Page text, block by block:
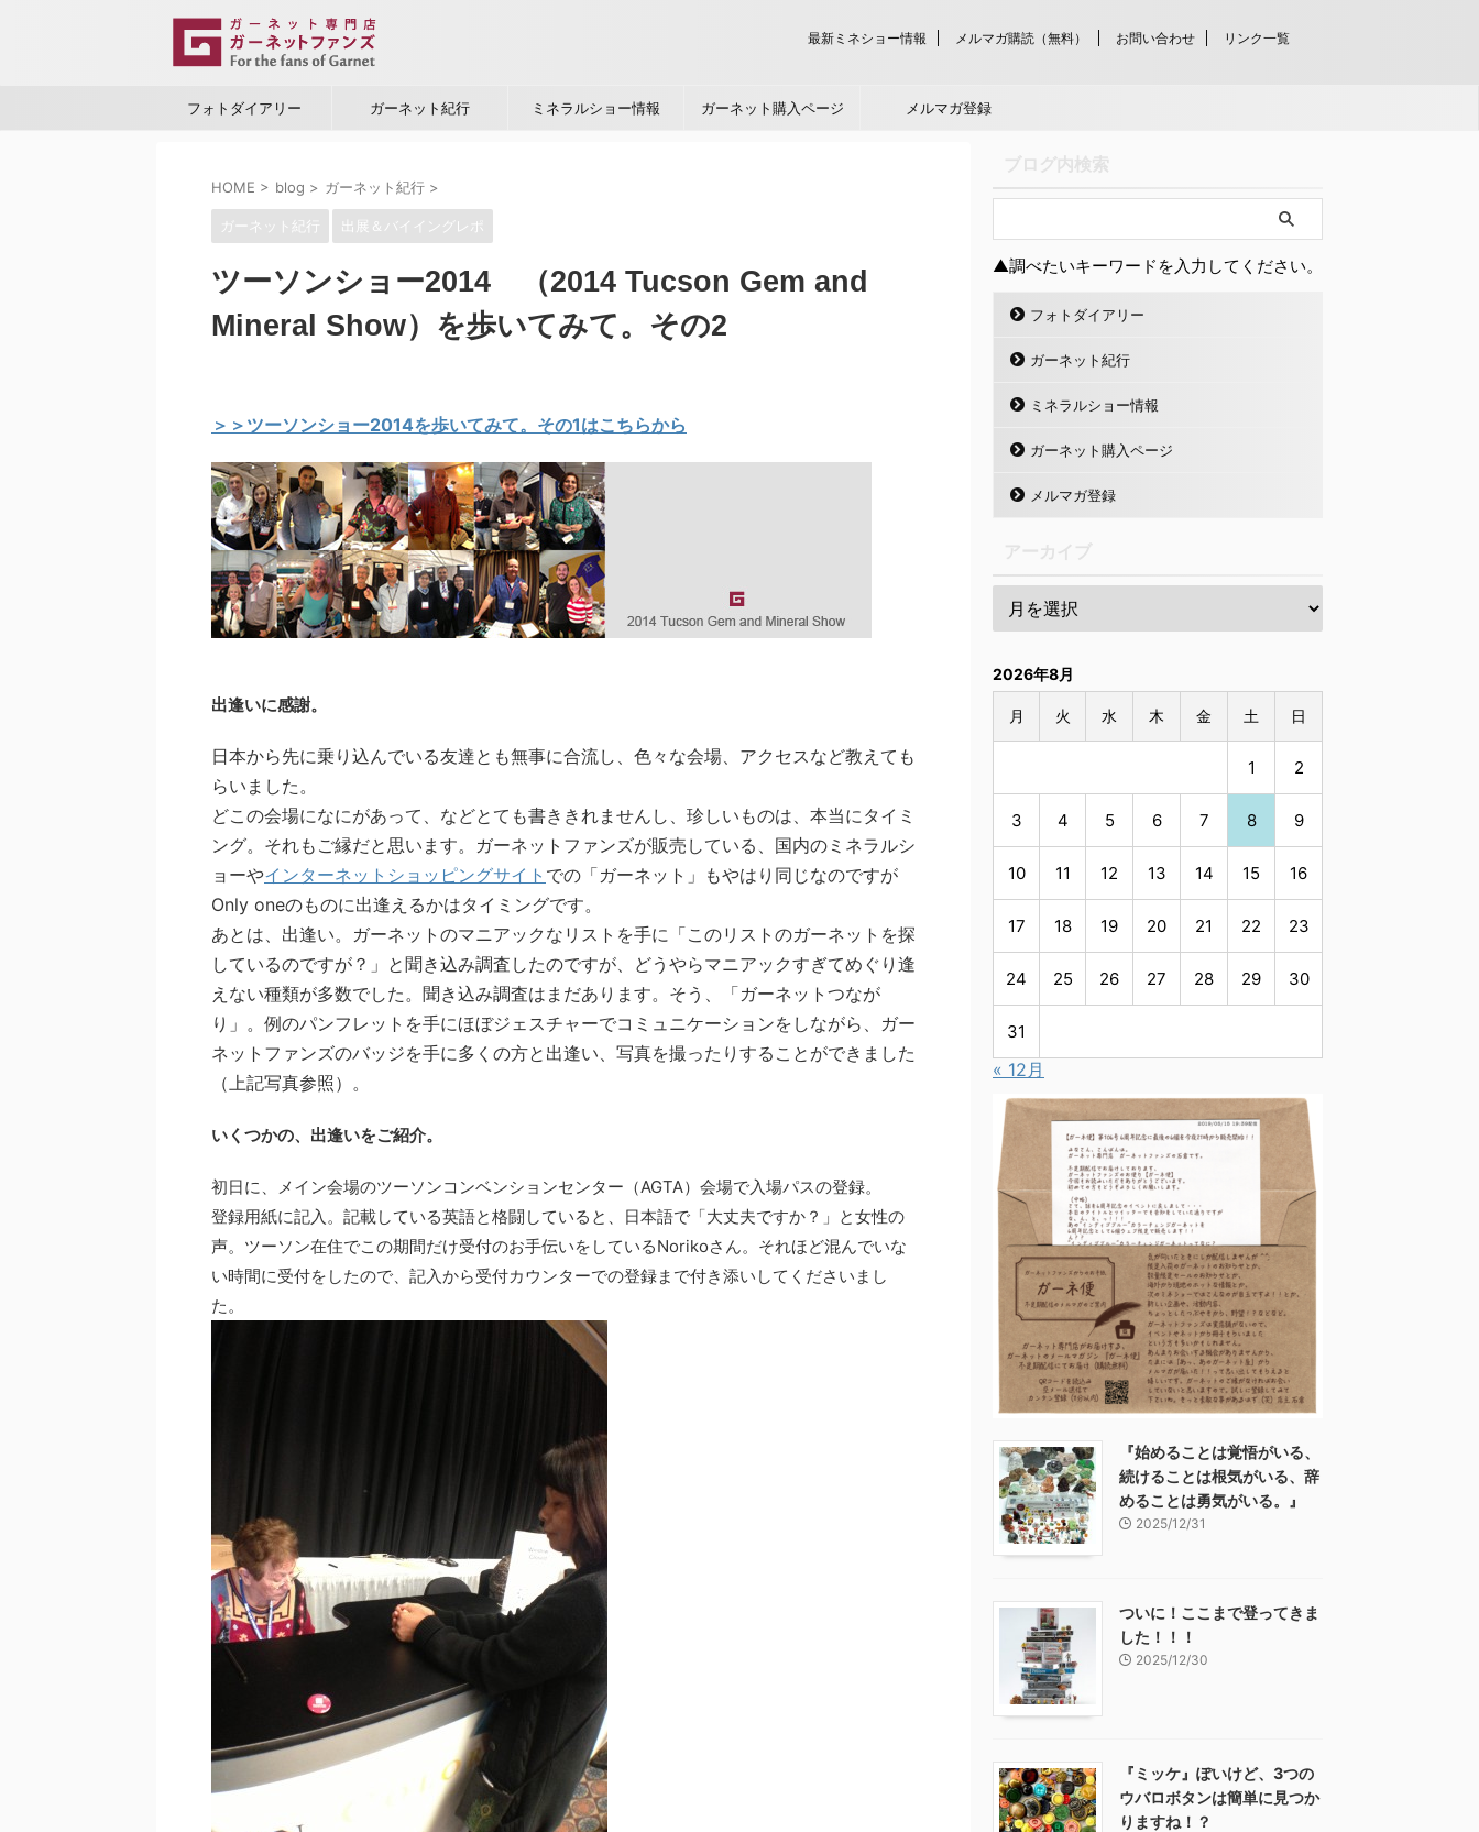
最新ミネショー情報 メルマガ購読（無料） お問い合わせ リンク一覧
フォトダイアリー ガーネット紀行 ミネラルショー情報 ガーネット購入ページ メルマガ登録
HOME > blog > ガーネット紀行 >
ガーネット紀行 出展＆バイイングレポ
ツーソンショー2014 （2014 Tucson Gem and
Mineral Show）を歩いてみて。その2
＞＞ツーソンショー2014を歩いてみて。その1はこちらから
出逢いに感謝。
日本から先に乗り込んでいる友達とも無事に合流し、色々な会場、アクセスなど教えても
らいました。
どこの会場になにがあって、などとても書ききれませんし、珍しいものは、本当にタイミ
ング。それもご縁だと思います。ガーネットファンズが販売している、国内のミネラルシ
ョーやインターネットショッピングサイト での「ガーネット」もやはり同じなのですが
Only oneのものに出逢えるかはタイミングです。
あとは、出逢い。ガーネットのマニアックなリストを手に「このリストのガーネットを探
しているのですが？」と聞き込み調査したのですが、どうやらマニアックすぎてめぐり逢
えない種類が多数でした。聞き込み調査はまだあります。そう、「ガーネットつなが
り」。例のパンフレットを手にほぼジェスチャーでコミュニケーションをしながら、ガー
ネットファンズのバッジを手に多くの方と出逢い、写真を撮ったりすることができました
（上記写真参照）。
いくつかの、出逢いをご紹介。
初日に、メイン会場のツーソンコンベンションセンター（AGTA）会場で入場パスの登録。
登録用紙に記入。記載している英語と格闘していると、日本語で「大丈夫ですか？」と女性の
声。ツーソン在住でこの期間だけ受付のお手伝いをしているNorikoさん。それほど混んでいな
い時間に受付をしたので、記入から受付カウンターでの登録まで付き添いしてくださいまし
た。
▲調べたいキーワードを入力してください。
フォトダイアリー
ガーネット紀行
ミネラルショー情報
ガーネット購入ページ
メルマガ登録
2026年8月
月 火 水 木 金 土 日
1 2
3 4 5 6 7 8 9
10 11 12 13 14 15 16
17 18 19 20 21 22 23
24 25 26 27 28 29 30
31
« 12月
『始めることは覚悟がいる、
続けることは根気がいる、辞
めることは勇気がいる。』
2025/12/31
ついに！ここまで登ってきま
した！！！
2025/12/30
『ミッケ』ぽいけど、3つの
ウバロボタンは簡単に見つか
りますね！？